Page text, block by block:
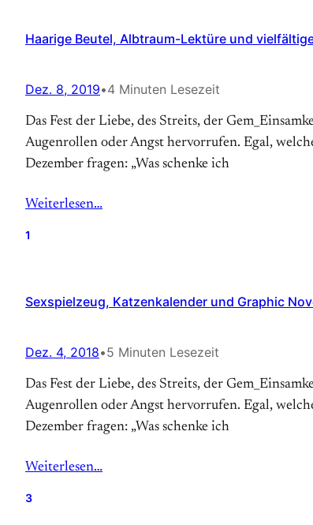
Haarige Beutel, Albtraum-Lektüre und
Dez. 8, 2019•4 Minuten Lesezeit
Das Fest der Liebe, des Streits, der
Augenrollen oder Angst hervorrufen. Egal,
Dezember fragen: „Was schenke ich
Weiterlesen…
1
Sexspielzeug, Katzenkalender und Graphic
Dez. 4, 2018•5 Minuten Lesezeit
Das Fest der Liebe, des Streits, der
Augenrollen oder Angst hervorrufen. Egal,
Dezember fragen: „Was schenke ich
Weiterlesen…
3